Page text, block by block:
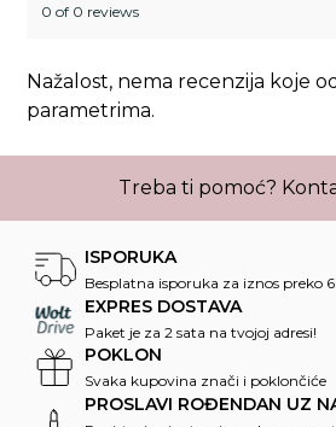
0 of 0 reviews
Nažalost, nema recenzija koje
parametrima.
Treba ti pomoć?
ISPORUKA
Besplatna isporuka za iznos preko
EXPRES DOSTAVA
Paket je za 2 sata na tvojoj adresi!
POKLON
Svaka kupovina znači i poklončiće
PROSLAVI ROĐENDAN UZ